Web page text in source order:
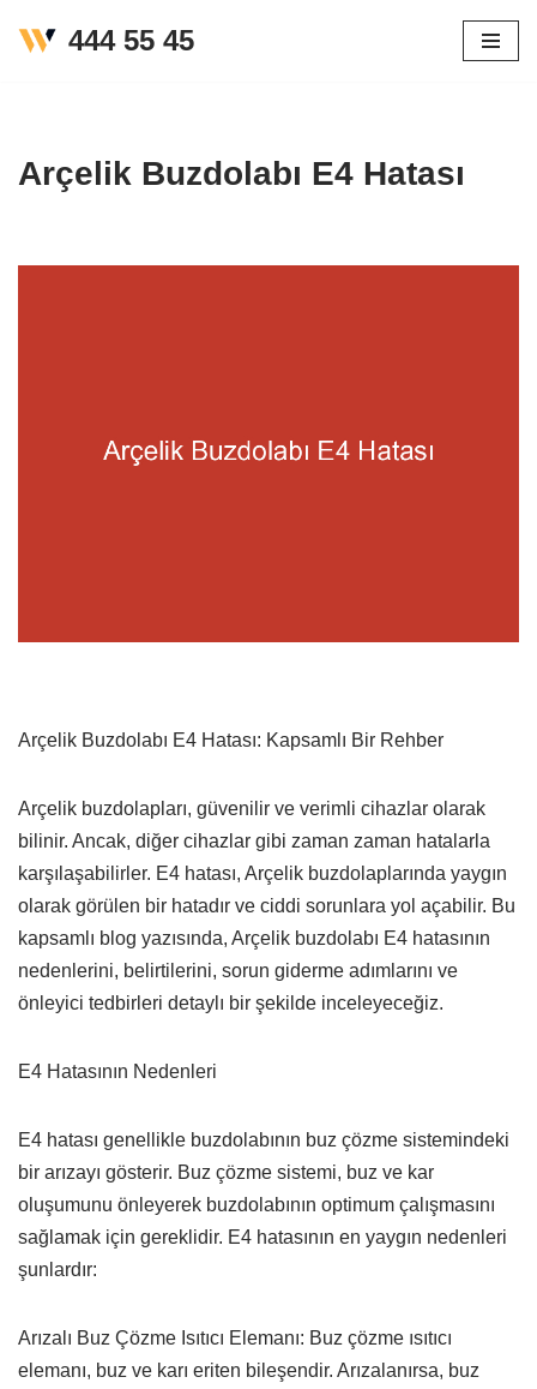
444 55 45
Arçelik Buzdolabı E4 Hatası
Arçelik Buzdolabı E4 Hatası: Kapsamlı Bir Rehber
Arçelik buzdolapları, güvenilir ve verimli cihazlar olarak
bilinir. Ancak, diğer cihazlar gibi zaman zaman hatalarla
karşılaşabilirler. E4 hatası, Arçelik buzdolaplarında yaygın
olarak görülen bir hatadır ve ciddi sorunlara yol açabilir. Bu
kapsamlı blog yazısında, Arçelik buzdolabı E4 hatasının
nedenlerini, belirtilerini, sorun giderme adımlarını ve
önleyici tedbirleri detaylı bir şekilde inceleyeceğiz.
E4 Hatasının Nedenleri
E4 hatası genellikle buzdolabının buz çözme sistemindeki
bir arızayı gösterir. Buz çözme sistemi, buz ve kar
oluşumunu önleyerek buzdolabının optimum çalışmasını
sağlamak için gereklidir. E4 hatasının en yaygın nedenleri
şunlardır:
Arızalı Buz Çözme Isıtıcı Elemanı: Buz çözme ısıtıcı
elemanı, buz ve karı eriten bileşendir. Arızalanırsa, buz